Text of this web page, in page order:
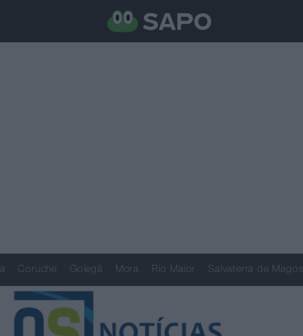
Coruche Golegã Mora Rio Maior Salvaterra de Magos